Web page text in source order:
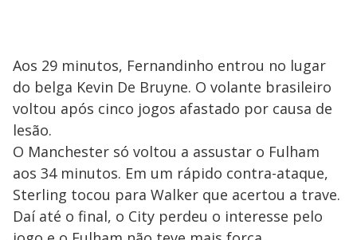
Aos 29 minutos, Fernandinho entrou no lugar
do belga Kevin De Bruyne. O volante brasileiro
voltou após cinco jogos afastado por causa de
lesão.
O Manchester só voltou a assustar o Fulham
aos 34 minutos. Em um rápido contra-ataque,
Sterling tocou para Walker que acertou a trave.
Daí até o final, o City perdeu o interesse pelo